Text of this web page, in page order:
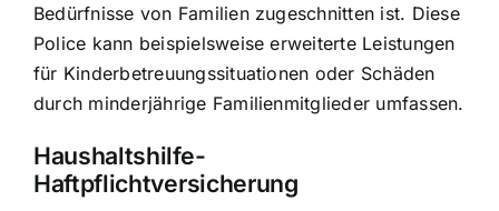
Bedürfnisse von Familien zugeschnitten ist. Diese
Police kann beispielsweise erweiterte Leistungen
für Kinderbetreuungssituationen oder Schäden
durch minderjährige Familienmitglieder umfassen.
Haushaltshilfe-
Haftpflichtversicherung